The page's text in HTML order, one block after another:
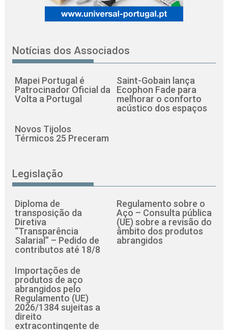
Notícias dos Associados
Mapei Portugal é
Patrocinador Oficial da
Volta a Portugal
Saint-Gobain lança
Ecophon Fade para
melhorar o conforto
acústico dos espaços
Novos Tijolos
Térmicos 25 Preceram
Legislação
Diploma de
transposição da
Diretiva
“Transparência
Salarial” – Pedido de
contributos até 18/8
Regulamento sobre o
Aço – Consulta pública
(UE) sobre a revisão do
âmbito dos produtos
abrangidos
Importações de
produtos de aço
abrangidos pelo
Regulamento (UE)
2026/1384 sujeitas a
direito
extracontingente de